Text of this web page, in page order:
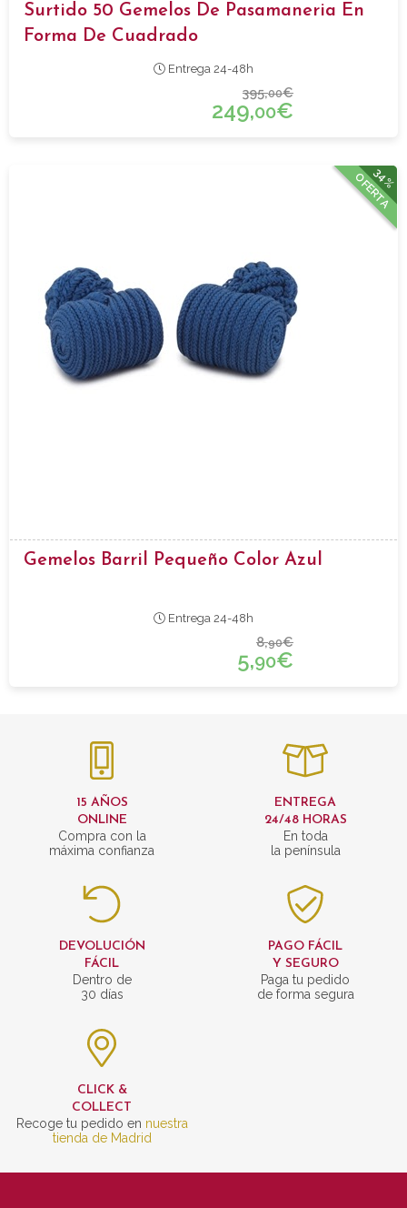
Surtido 50 Gemelos De Pasamaneria En
Forma De Cuadrado
Entrega 24-48h
395,00€
249,00€
34%
OFERTA
Gemelos Barril Pequeño Color Azul
Entrega 24-48h
8,90€
5,90€
15 AÑOS
ONLINE
Compra con la
máxima confianza
ENTREGA
24/48 HORAS
En toda
la península
DEVOLUCIÓN
FÁCIL
Dentro de
30 días
PAGO FÁCIL
Y SEGURO
Paga tu pedido
de forma segura
CLICK &
COLLECT
Recoge tu pedido en nuestra
tienda de Madrid